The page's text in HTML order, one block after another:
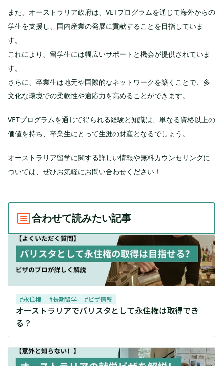
また、オーストラリア政府は、VETプログラムを通じて海外からの
学生を支援し、国内産業の発展に貢献することを目指していま
す。
これにより、留学生には幅広いサポートと機会が提供されていま
す。
さらに、卒業生は地元や国際的なネットワークを築くことで、多
文化な環境での柔軟性や適応力を高めることができます。
VETプログラムを通じて得られる経験と知識は、単なる資格以上の
価値を持ち、卒業生にとって生涯の財産となるでしょう。
オーストラリア留学に関する詳しい情報や無料カウンセリングに
ついては、ぜひお気軽にお問い合わせください！
合わせて読みたい記事
#永住権 #長期留学 #ビザ情報
オーストラリアでバリスタとして永住権は取得でき
る？